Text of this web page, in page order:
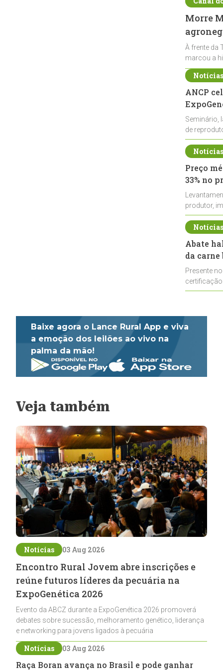
Morre
À frente da
marcou a
ANCP
Seminário,
de
durante a
Preço
33% no
produtor,
de leite cru
Abate
da
Presente
Baixe agora o Lance Rural App e viva
a emoção dos leilões ao vivo na
palma da mão!
Veja também
Notícias 03 Aug 2026
Encontro Rural Jovem abre inscrições e
reúne futuros líderes da pecuária na
ExpoGenética 2026
Evento da ABCZ durante a ExpoGenética 2026 promoverá
debates sobre sucessão, melhoramento genético, liderança
e networking para jovens ligados à pecuária
Notícias 03 Aug 2026
Raça Boran avança no Brasil e pode ganhar